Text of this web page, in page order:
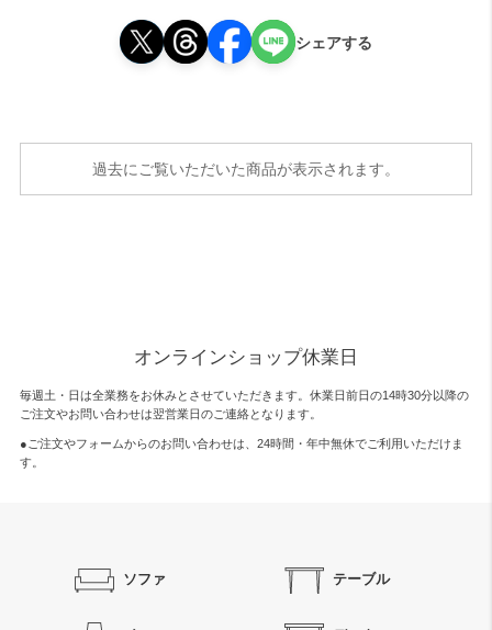
シェアする
過去にご覧いただいた商品が表示されます。
オンラインショップ休業日
毎週土・日は全業務をお休みとさせていただきます。休業日前日の14時30分以降の
ご注文やお問い合わせは翌営業日のご連絡となります。
●ご注文やフォームからのお問い合わせは、 24時間・年中無休でご利用いただけま
す。
ソファ テーブル